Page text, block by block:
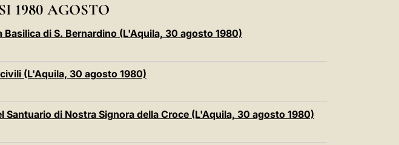
LATINE
1980 AGOSTO
Basilica di S. Bernardino (L'Aquila, 30 agosto 1980)
(L'Aquila, 30 agosto 1980)
Santuario di Nostra Signora della Croce (L'Aquila, 30 agosto 1980)